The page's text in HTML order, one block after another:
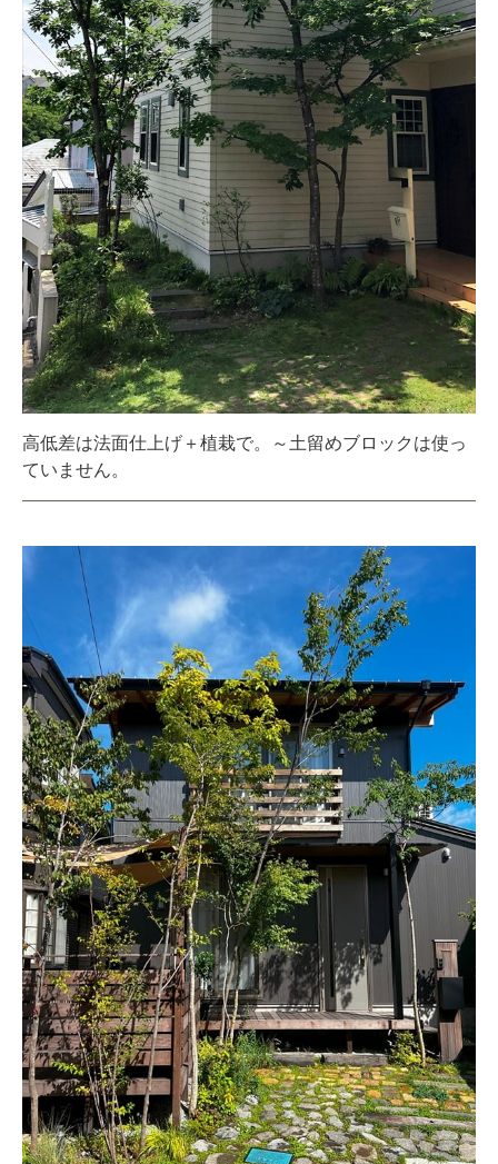
高低差は法面仕上げ＋植栽で。～土留めブロックは使っ
ていません。